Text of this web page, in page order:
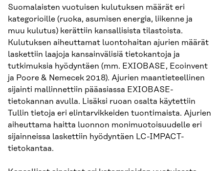
Suomalaisten vuotuisen kulutuksen määrät eri
kategorioille (ruoka, asumisen energia, liikenne ja
muu kulutus) kerättiin kansallisista tilastoista.
Kulutuksen aiheuttamat luontohaitan ajurien määrät
laskettiin laajoja kansainvälisiä tietokantoja ja
tutkimuksia hyödyntäen (mm. EXIOBASE, Ecoinvent
ja Poore & Nemecek 2018). Ajurien maantieteellinen
sijainti mallinnettiin pääasiassa EXIOBASE-
tietokannan avulla. Lisäksi ruoan osalta käytettiin
Tullin tietoja eri elintarvikkeiden tuontimaista. Ajurien
aiheuttama haitta luonnon monimuotoisuudelle eri
sijainneissa laskettiin hyödyntäen LC-IMPACT-
tietokantaa.